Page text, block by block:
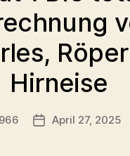
Hirneise
April 27, 2025